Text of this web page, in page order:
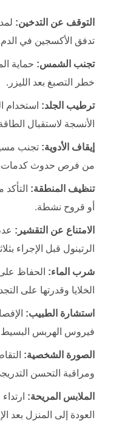
التوقف عن التدخين:
تدفق الأكسجين في
تجنب الشمس: حماية
خطر التصبغ بعد الليزر.
ترطيب الجلد: استخدام
الأنسجة لاستقبال
إيقاف الأدوية: تجنب
من فرص حدوث
تنظيف المنطقة:
أو قروح نشطة.
الامتناع عن التقشير:
الرتينول قبل الإجراء
شرب الماء: الحفاظ
الخلايا وقدرتها على
استشارة الطبيب:
فيروس الهربس البسيط
الصورة الشخصية:
ومراقبة التحسن
الملابس المريحة:
العودة إلى المنزل بعد